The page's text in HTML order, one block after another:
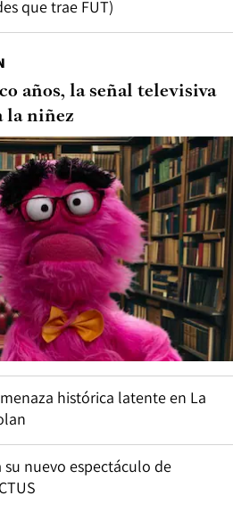
que trae FUT)
años, la señal televisiva
la niñez
histórica latente en La
nuevo espectáculo de